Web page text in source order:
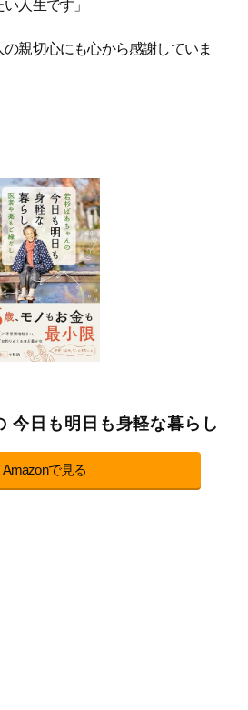
人生です」
親切心にも心から感謝していま
今日も明日も身軽な暮らし
Amazonで見る